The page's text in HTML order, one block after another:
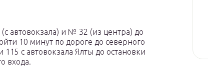
автовокзала) и № 32 (из центра) до
10 минут по дороге до северного
с автовокзала Ялты до остановки
входа.